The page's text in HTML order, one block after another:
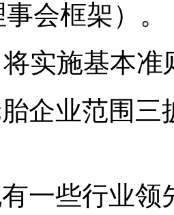
会框架）。
实施基本
企业范围三
一些行业领